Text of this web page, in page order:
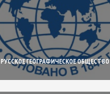
РУССКОЕ ГЕОГРАФИЧЕСКОЕ ОБЩЕСТВО